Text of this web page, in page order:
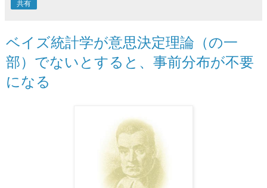
共有
ベイズ統計学が意思決定理論（の一
部）でないとすると、事前分布が不要
になる